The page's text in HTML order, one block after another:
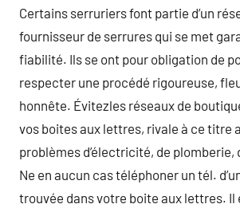
Certains serruriers font partie d’un
fournisseur de serrures qui se met
fiabilité. Ils se ont pour obligation de
respecter une procédé rigoureuse,
honnête. Évitezles réseaux de
vos boites aux lettres, rivale à ce titre
problèmes d’électricité, de
Ne en aucun cas téléphoner un tél.
trouvée dans votre boite aux lettres. Il